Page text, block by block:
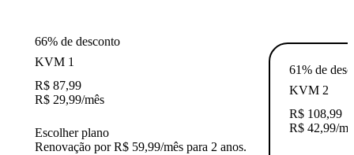
66% de desconto
KVM 1
R$ 87,99
R$ 29,99/mês
Escolher plano
Renovação por R$ 59,99/mês para 2 anos.
61% de
KVM 2
R$ 108,99
R$ 42,99/